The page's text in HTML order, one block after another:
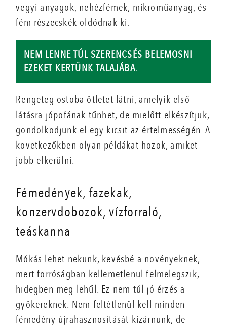
vegyi anyagok, nehézfémek, mikroműanyag, és
fém részecskék oldódnak ki.
NEM LENNE TÚL SZERENCSÉS BELEMOSNI
EZEKET KERTÜNK TALAJÁBA.
Rengeteg ostoba ötletet látni, amelyik első
látásra jópofának tűnhet, de mielőtt elkészítjük,
gondolkodjunk el egy kicsit az értelmességén. A
következőkben olyan példákat hozok, amiket
jobb elkerülni.
Fémedények, fazekak,
konzervdobozok, vízforraló,
teáskanna
Mókás lehet nekünk, kevésbé a növényeknek,
mert forróságban kellemetlenül felmelegszik,
hidegben meg lehűl. Ez nem túl jó érzés a
gyökereknek. Nem feltétlenül kell minden
fémedény újrahasznosítását kizárnunk, de